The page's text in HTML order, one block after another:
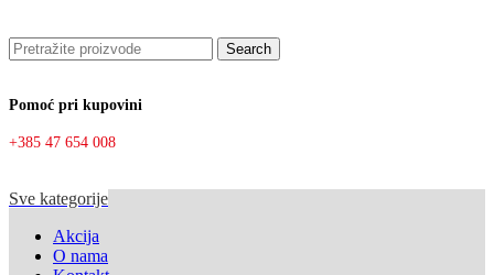
Search
Pomoć pri kupovini
+385 47 654 008
Sve kategorije
Akcija
O nama